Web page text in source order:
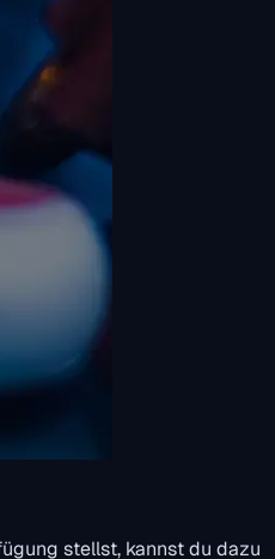
stellst, kannst du dazu